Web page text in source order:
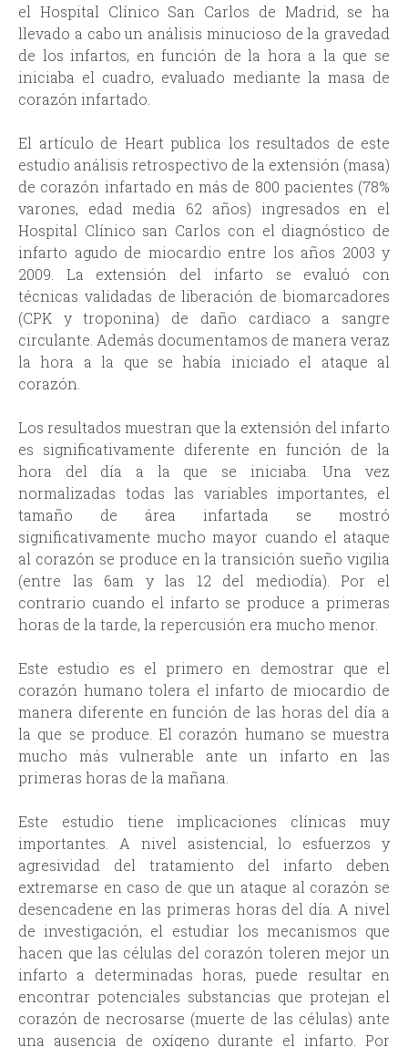
el Hospital Clínico San Carlos de Madrid, se ha
llevado a cabo un análisis minucioso de la gravedad
de los infartos, en función de la hora a la que se
iniciaba el cuadro, evaluado mediante la masa de
corazón infartado.
El artículo de Heart publica los resultados de este
estudio análisis retrospectivo de la extensión (masa)
de corazón infartado en más de 800 pacientes (78%
varones, edad media 62 años) ingresados en el
Hospital Clínico san Carlos con el diagnóstico de
infarto agudo de miocardio entre los años 2003 y
2009. La extensión del infarto se evaluó con
técnicas validadas de liberación de biomarcadores
(CPK y troponina) de daño cardiaco a sangre
circulante. Además documentamos de manera veraz
la hora a la que se había iniciado el ataque al
corazón.
Los resultados muestran que la extensión del infarto
es significativamente diferente en función de la
hora del día a la que se iniciaba. Una vez
normalizadas todas las variables importantes, el
tamaño de área infartada se mostró
significativamente mucho mayor cuando el ataque
al corazón se produce en la transición sueño vigilia
(entre las 6am y las 12 del mediodía). Por el
contrario cuando el infarto se produce a primeras
horas de la tarde, la repercusión era mucho menor.
Este estudio es el primero en demostrar que el
corazón humano tolera el infarto de miocardio de
manera diferente en función de las horas del día a
la que se produce. El corazón humano se muestra
mucho más vulnerable ante un infarto en las
primeras horas de la mañana.
Este estudio tiene implicaciones clínicas muy
importantes. A nivel asistencial, lo esfuerzos y
agresividad del tratamiento del infarto deben
extremarse en caso de que un ataque al corazón se
desencadene en las primeras horas del día. A nivel
de investigación, el estudiar los mecanismos que
hacen que las células del corazón toleren mejor un
infarto a determinadas horas, puede resultar en
encontrar potenciales substancias que protejan el
corazón de necrosarse (muerte de las células) ante
una ausencia de oxígeno durante el infarto. Por